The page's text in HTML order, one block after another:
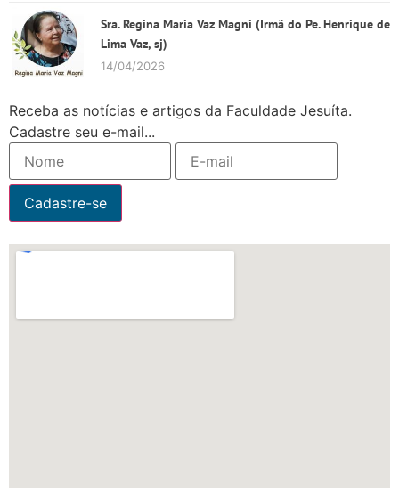
Sra. Regina Maria Vaz Magni (Irmã do Pe. Henrique de
Lima Vaz, sj)
14/04/2026
Receba as notícias e artigos da Faculdade Jesuíta.
Cadastre seu e-mail...